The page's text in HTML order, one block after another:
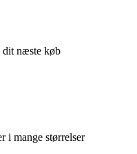
dit næste køb
i mange størrelser